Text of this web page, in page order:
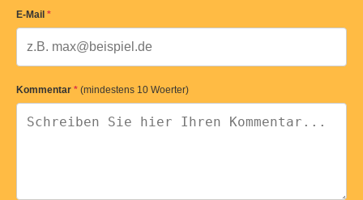
E-Mail *
Kommentar * (mindestens 10 Woerter)